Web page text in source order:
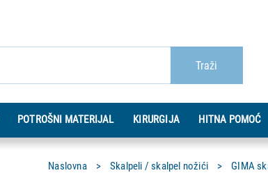
Traži
POTROŠNI MATERIJAL KIRURGIJA HITNA POMOĆ
Naslovna Skalpeli / skalpel nožići GIMA